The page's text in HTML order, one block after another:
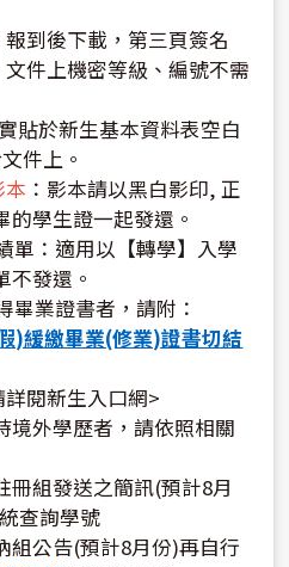
報到後下載，第三頁簽名
件上機密等級、編號不需
貼於新生基本資料表空白
件上。
：影本請以黑白影印, 正
學生證一起發還。
：適用以【轉學】入學
不發還。
業證書者，請附：
)緩繳畢業(修業)證書切結
閱新生入口網>
境外學歷者，請依照相關
冊組發送之簡訊(預計8月
查詢學號
組公告(預計8月份)再自行